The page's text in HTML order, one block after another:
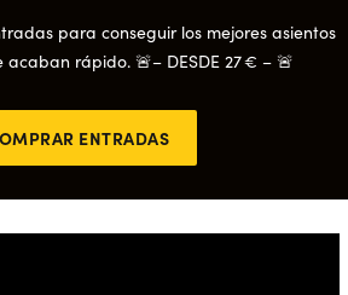
para conseguir los mejores asientos
acaban rápido. 🚨– DESDE 27 € – 🚨
ENTRADAS